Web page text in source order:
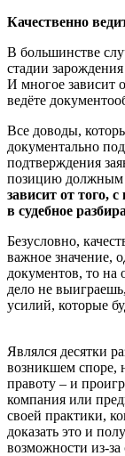
Качественно
В большинстве
стадии
И многое зависит
ведёте
Все доводы,
документально
подтверждения
позицию должным
зависит от того,
в судебное
Безусловно,
важное значение,
документов, то на
дело не
усилий, которые
Являлся десятки
возникшем споре,
правоту – и
компания или
своей практики,
доказать это и
возможности из-за